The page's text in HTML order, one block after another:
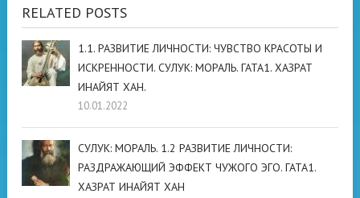
RELATED POSTS
1.1. РАЗВИТИЕ ЛИЧНОСТИ: ЧУВСТВО КРАСОТЫ И
ИСКРЕННОСТИ. СУЛУК: МОРАЛЬ. ГАТА1. ХАЗРАТ
ИНАЙЯТ ХАН.
10.01.2022
СУЛУК: МОРАЛЬ. 1.2 РАЗВИТИЕ ЛИЧНОСТИ:
РАЗДРАЖАЮЩИЙ ЭФФЕКТ ЧУЖОГО ЭГО. ГАТА1.
ХАЗРАТ ИНАЙЯТ ХАН